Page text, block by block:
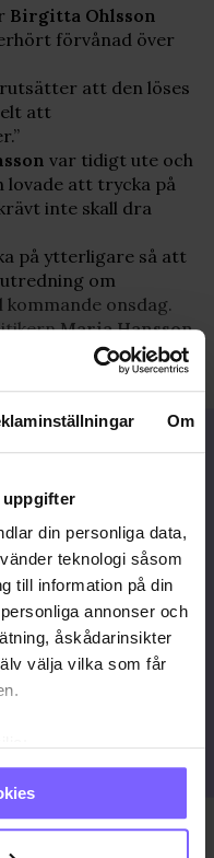
Om
uppgifter
din personliga data,
teknologi såsom
till information på din
annonser och
åskådarinsikter
välja vilka som får
geografiska plats
upp till flera meter
att aktivt skanna den
Birgitta Ohlsson
förvånad över
att den löses
att
var tidigt ute och
lovade att trycka på
inte skall dra
på ytterligare så att
om
onsdag.
Maria Hansson
upp frågan ”mellan
Göran Hägglund.
att
behöver
och
ARTIKELN